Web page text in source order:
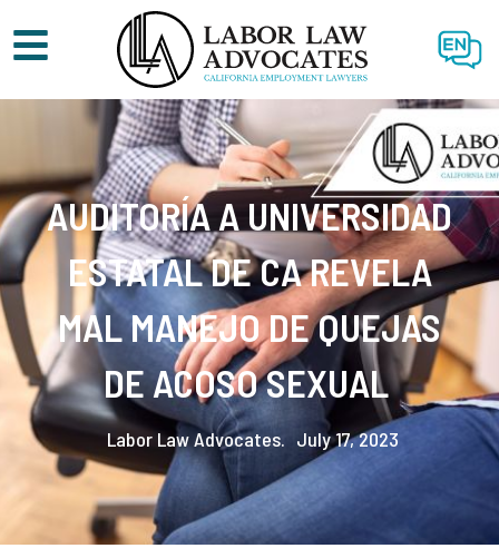
EN
AUDITORÍA A UNIVERSIDAD
ESTATAL DE CA REVELA
MAL MANEJO DE QUEJAS
DE ACOSO SEXUAL
Labor Law Advocates. July 17, 2023